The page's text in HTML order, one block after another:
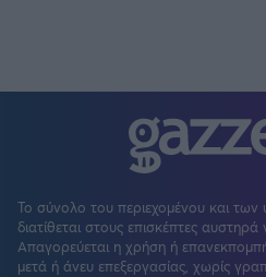
Το σύνολο του περιεχομένου και
διατίθεται στους επισκέπτες
Απαγορεύεται η χρήση ή
μετά ή άνευ επεξεργασίας, χωρίς